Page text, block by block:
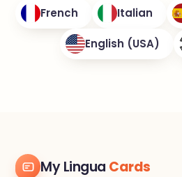
French Italian
English (USA)
My Lingua Cards